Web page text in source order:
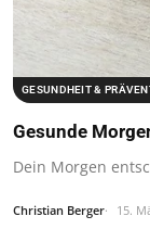
GESUNDHEIT &
Gesunde
Dein Morgen
Christian Berger 15.